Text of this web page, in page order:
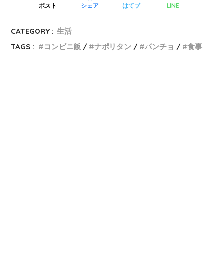
ポスト シェア はてブ LINE
CATEGORY : 生活
TAGS :
コンビニ飯 ナポリタン パンチョ 食事